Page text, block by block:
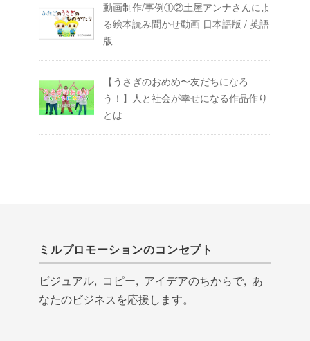
動画制作/事例①②土屋アンナさんによ
る絵本読み聞かせ動画 日本語版 / 英語
版
【うさぎのおめめ〜友だちになろ
う！】人と社会が幸せになる作品作り
とは
ミルプロモーションのコンセプト
ビジュアル, コピー, アイデアのちからで, あ
なたのビジネスを応援します。